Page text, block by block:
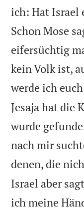
ich: Hat Israel
Schon Mose
eifersüchtig
kein Volk ist,
werde ich
Jesaja hat die
wurde
nach mir
denen, die
Israel aber
ich meine